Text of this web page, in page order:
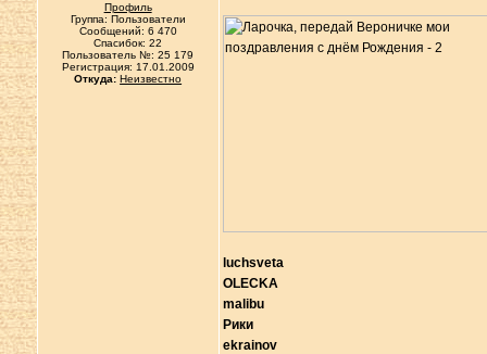
Профиль
Группа: Пользователи
Сообщений: 6 470
Спасибок: 22
Пользователь №: 25 179
Регистрация: 17.01.2009
Откуда: Неизвестно
luchsveta
OLECKA
malibu
Рики
ekrainov